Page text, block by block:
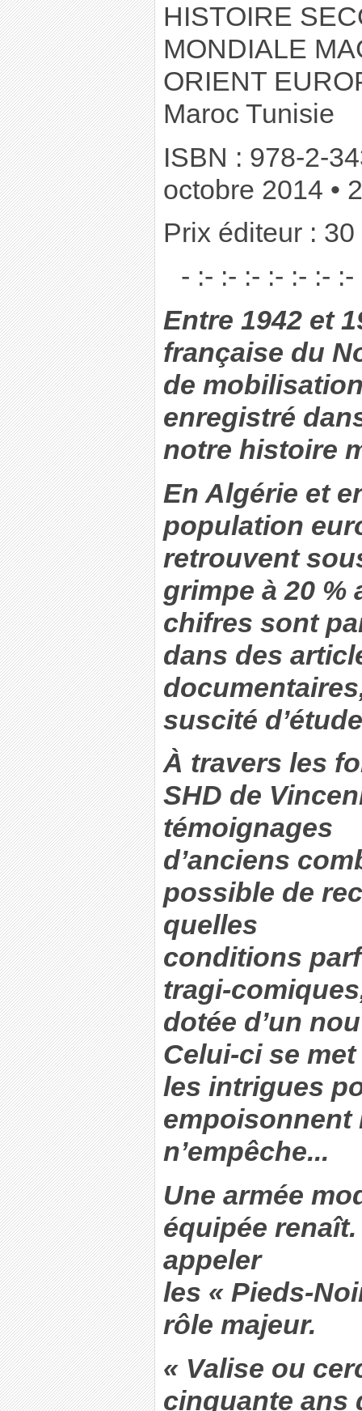
HISTOIRE
MONDIALE
ORIENT
Maroc Tunisie
ISBN : 978-2-
octobre 2014 •
Prix éditeur :
- :- :- :- :- :- :-
Entre 1942 et
française du
de
enregistré
notre histoire
En Algérie et
population
retrouvent
grimpe à 20 %
chifres sont
dans des
suscité
À travers les
SHD de
témoignages
d’anciens
possible de
quelles
conditions
tragi-
dotée d’un
Celui-ci se
les intrigues
empoisonnent
n’empêche...
Une armée
équipée
appeler
les « Pieds-
rôle majeur.
« Valise ou
cinquante ans